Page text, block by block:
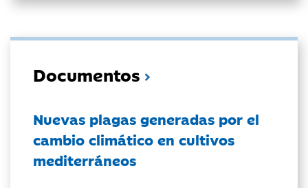
Documentos
Nuevas plagas generadas por el
cambio climático en cultivos
mediterráneos